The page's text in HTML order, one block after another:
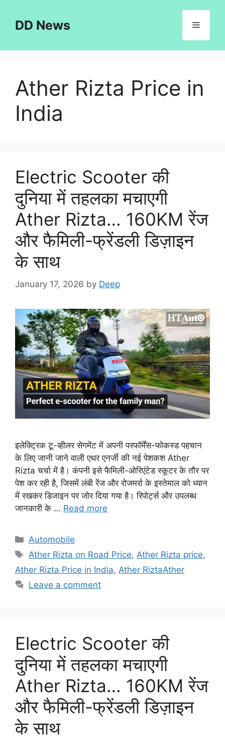
contentDD News Menu
Ather Rizta Price in
India
Electric Scooter की
दुनिया में तहलका मचाएगी
Ather Rizta… 160KM रेंज
और फैमिली-फ्रेंडली डिज़ाइन
के साथ
January 17, 2026 by Deep
इलेक्ट्रिक टू-व्हीलर सेगमेंट में अपनी परफॉर्मेंस-फोकस्ड पहचान
के लिए जानी जाने वाली एथर एनर्जी की नई पेशकश Ather
Rizta चर्चा में है। कंपनी इसे फैमिली-ओरिएंटेड स्कूटर के तौर पर
पेश कर रही है, जिसमें लंबी रेंज और रोजमर्रा के इस्तेमाल को ध्यान
में रखकर डिजाइन पर जोर दिया गया है। रिपोर्ट्स और उपलब्ध
जानकारी के … Read more
Categories
Automobile
Tags
Ather Rizta on Road Price, Ather Rizta price,
Ather Rizta Price in India, Ather RiztaAther
Leave a comment
Electric Scooter की
दुनिया में तहलका मचाएगी
Ather Rizta… 160KM रेंज
और फैमिली-फ्रेंडली डिज़ाइन
के साथ